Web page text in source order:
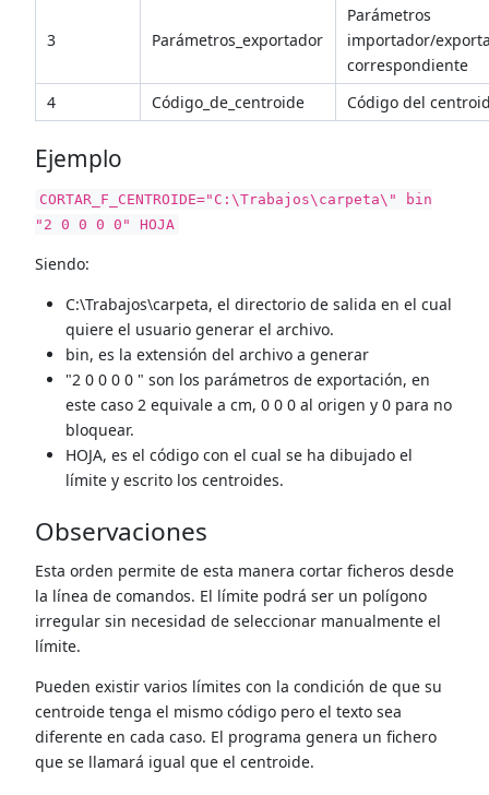
3 Parámetros_exportador
Parámetros
importador/
correspondiente
4
Código_de_centroide Código del
Ejemplo
CORTAR_F_CENTROIDE="C:\Trabajos\carpeta\" bin
"2 0 0 0 0" HOJA
Siendo:
C:\Trabajos\carpeta, el directorio de salida en el cual
quiere el usuario generar el archivo.
bin, es la extensión del archivo a generar
"2 0 0 0 0 " son los parámetros de exportación, en
este caso 2 equivale a cm, 0 0 0 al origen y 0 para no
bloquear.
HOJA, es el código con el cual se ha dibujado el
límite y escrito los centroides.
Observaciones
Esta orden permite de esta manera cortar ficheros desde
la línea de comandos. El límite podrá ser un polígono
irregular sin necesidad de seleccionar manualmente el
límite.
Pueden existir varios límites con la condición de que su
centroide tenga el mismo código pero el texto sea
diferente en cada caso. El programa genera un fichero
que se llamará igual que el centroide.